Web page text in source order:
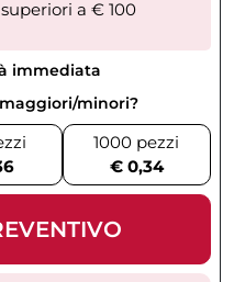
superiori a € 100
immediata
minori?
1000 pezzi
€ 0,34